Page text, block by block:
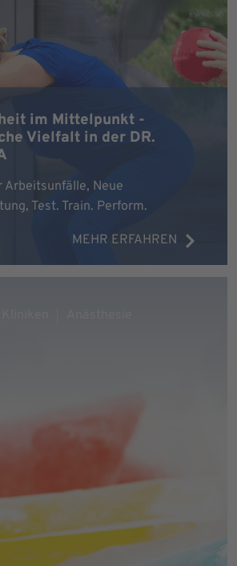
im Mittelpunkt -
Vielfalt in der DR.
Arbeitsunfälle, Neue
Test. Train. Perform.
MEHR ERFAHREN